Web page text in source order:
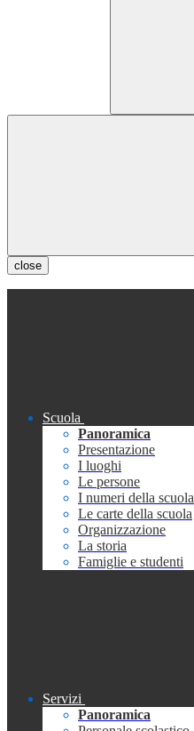
close
Scuola
Panoramica
Presentazione
I luoghi
Le persone
I numeri della scuola
Le carte della scuola
Organizzazione
La storia
Famiglie e studenti
Servizi
Panoramica